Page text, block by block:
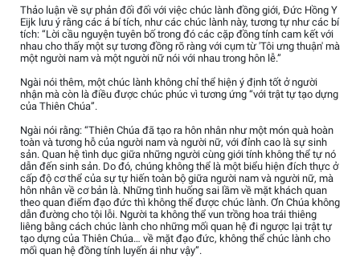
Thảo luận về sự phản đối đối với việc chúc lành đồng giới, Đức Hồng Y
Eijk lưu ý rằng các á bí tích, như các chúc lành này, tương tự như các bí
tích: “Lời cầu nguyện tuyên bố trong đó các cặp đồng tính cam kết với
nhau cho thấy một sự tương đồng rõ ràng với cụm từ 'Tôi ưng thuận' mà
một người nam và một người nữ nói với nhau trong hôn lễ.”
Ngài nói thêm, một chúc lành không chỉ thể hiện ý định tốt ở người
nhận mà còn là điều được chúc phúc vì tương ứng “với trật tự tạo dựng
của Thiên Chúa”.
Ngài nói rằng: “Thiên Chúa đã tạo ra hôn nhân như một món quà hoàn
toàn và tương hỗ của người nam và người nữ, với đỉnh cao là sự sinh
sản. Quan hệ tình dục giữa những người cùng giới tính không thể tự nó
dẫn đến sinh sản. Do đó, chúng không thể là một biểu hiện đích thực ở
cấp độ cơ thể của sự tự hiến toàn bộ giữa người nam và người nữ, mà
hôn nhân về cơ bản là. Những tình huống sai lầm về mặt khách quan
theo quan điểm đạo đức thì không thể được chúc lành. Ơn Chúa không
dẫn đường cho tội lỗi. Người ta không thể vun trồng hoa trái thiêng
liêng bằng cách chúc lành cho những mối quan hệ đi ngược lại trật tự
tạo dựng của Thiên Chúa… về mặt đạo đức, không thể chúc lành cho
mối quan hệ đồng tính luyến ái như vậy”.